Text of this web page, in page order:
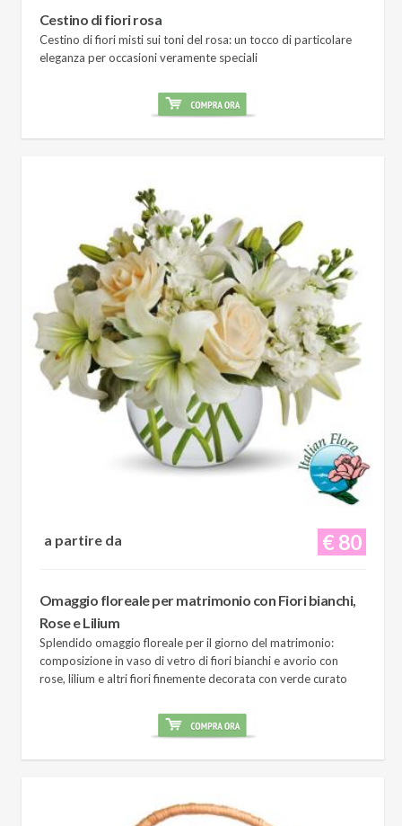
Cestino di fiori rosa
Cestino di fiori misti sui toni del rosa: un tocco di particolare
eleganza per occasioni veramente speciali
€ 80
a partire da
Omaggio floreale per matrimonio con Fiori bianchi,
Rose e Lilium
Splendido omaggio floreale per il giorno del matrimonio:
composizione in vaso di vetro di fiori bianchi e avorio con
rose, lilium e altri fiori finemente decorata con verde curato